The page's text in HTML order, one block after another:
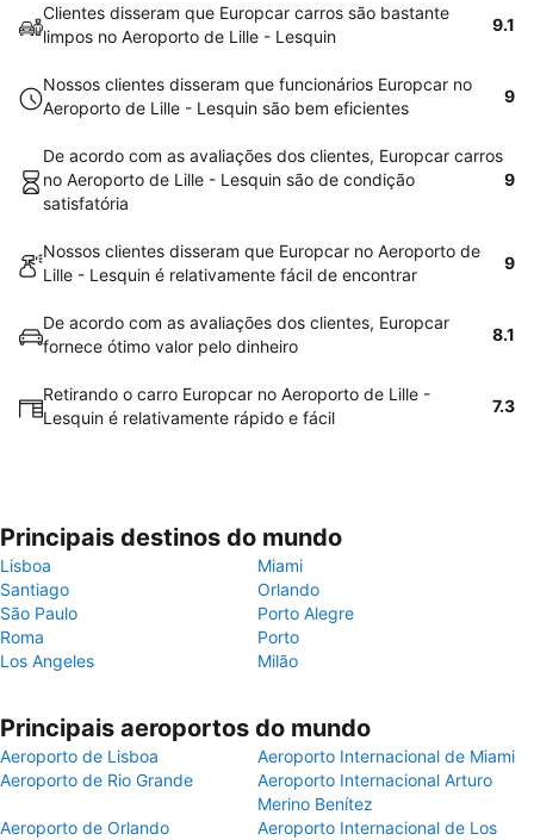
Clientes disseram que Europcar carros são bastante
limpos no Aeroporto de Lille - Lesquin
9.1
Nossos clientes disseram que funcionários Europcar no
Aeroporto de Lille - Lesquin são bem eficientes
9
De acordo com as avaliações dos clientes, Europcar carros
no Aeroporto de Lille - Lesquin são de condição
satisfatória
9
Nossos clientes disseram que Europcar no Aeroporto de
Lille - Lesquin é relativamente fácil de encontrar
9
De acordo com as avaliações dos clientes, Europcar
fornece ótimo valor pelo dinheiro
8.1
Retirando o carro Europcar no Aeroporto de Lille -
Lesquin é relativamente rápido e fácil
7.3
Principais destinos do mundo
Lisboa
Miami
Santiago
Orlando
São Paulo
Porto Alegre
Roma
Porto
Los Angeles
Milão
Principais aeroportos do mundo
Aeroporto de Lisboa
Aeroporto Internacional de Miami
Aeroporto de Rio Grande
Aeroporto Internacional Arturo
Merino Benítez
Aeroporto de Orlando
Aeroporto Internacional de Los